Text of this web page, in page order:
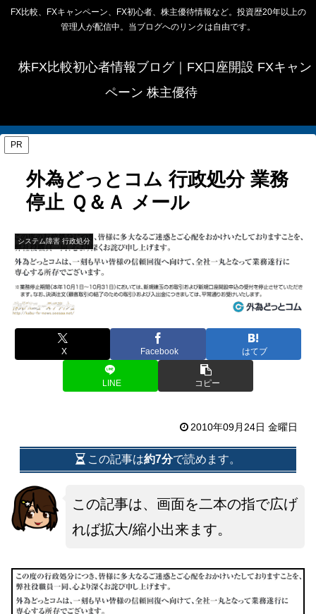
FX比較、FXキャンペーン、FX初心者、株主優待情報など。投資歴20年以上の
管理人が配信中。当ブログへのリンクは自由です。
株FX比較初心者情報ブログ｜FX口座開設 FXキャン
ペーン 株主優待
PR
外為どっとコム 行政処分 業務
停止 Ｑ＆Ａ メール
システム障害 行政処分
X Facebook はてブ
LINE コピー
2010年09月24日 金曜日
この記事は約7分で読めます。
この記事は、画面を二本の指で広げ
れば拡大/縮小出来ます。